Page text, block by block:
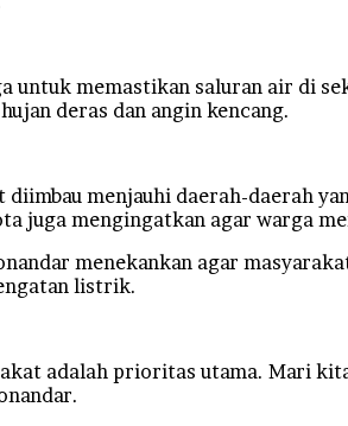
untuk memastikan saluran air di
deras dan angin kencang.
diimbau menjauhi daerah-daerah
juga mengingatkan agar warga
menekankan agar
listrik.
adalah prioritas utama. Mari